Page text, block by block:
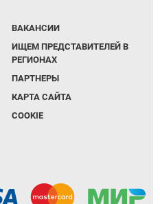
ВАКАНСИИ
ИЩЕМ ПРЕДСТАВИТЕЛЕЙ В
РЕГИОНАХ
ПАРТНЕРЫ
КАРТА САЙТА
COOKIE